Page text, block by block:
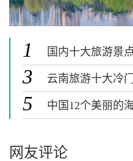
1
国内十大旅游景
点排行榜)
3 云南旅游十大冷
5
中国12个美丽的
游景点)
网友评论